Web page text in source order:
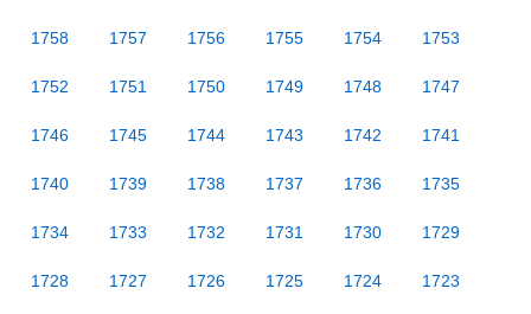
1758 1757 1756 1755 1754 1753
1752 1751 1750 1749 1748 1747
1746 1745 1744 1743 1742 1741
1740 1739 1738 1737 1736 1735
1734 1733 1732 1731 1730 1729
1728 1727 1726 1725 1724 1723